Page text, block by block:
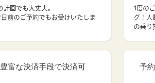
計画でも大丈夫。
前のご予約でもお受けいたしま
豊富な決済手段で決済可
1度の
グ！人
の乗り
予